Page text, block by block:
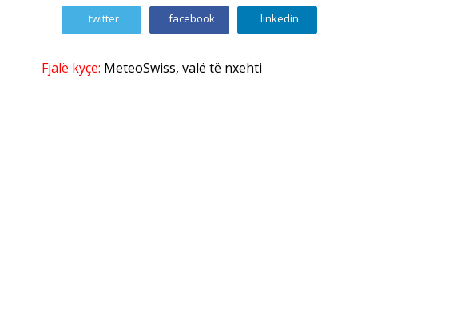
twitter facebook linkedin
Fjalë kyçe: MeteoSwiss, valë të nxehti